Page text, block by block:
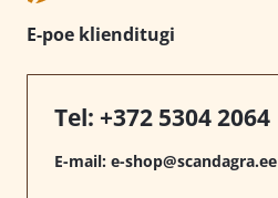
E-poe klienditugi
Tel: +372 5304 2064
E-mail: e-shop@scandagra.ee